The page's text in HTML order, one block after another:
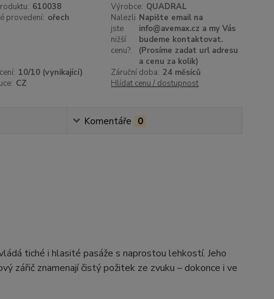
610038 Výrobce: QUADRAL
provedení: ořech
Nalezli
jste
nižší
cenu?:
Napište email na
info@avemax.cz a my Vás
budeme kontaktovat.
(Prosíme zadat url adresu
a cenu za kolik)
10/10 (vynikající) Záruční doba: 24 měsíců
CZ Hlídat cenu / dostupnost
Komentáře 0
tiché i hlasité pasáže s naprostou lehkostí. Jeho
zářič znamenají čistý požitek ze zvuku – dokonce i ve